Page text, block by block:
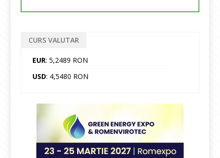
CURS VALUTAR
EUR: 5,2489 RON
USD: 4,5480 RON